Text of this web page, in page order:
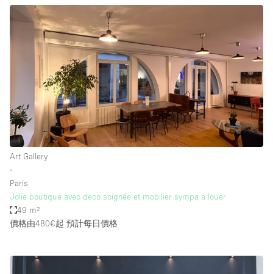
Art Gallery
∙
Paris
Jolie boutique avec deco soignée et mobilier sympa a louer
49 m²
價格由480€起 預計每日價格